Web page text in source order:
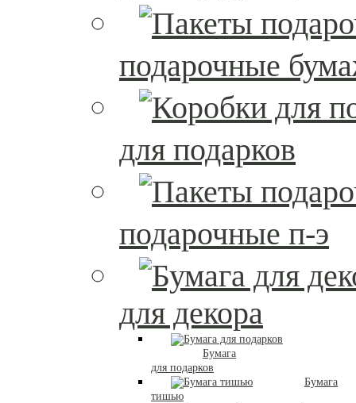
подарочные
для подарков
подарочные п-э
для декора
Бумага
для подарков
Бумага
тишью